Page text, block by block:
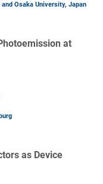
Osaka University, Japan
at
as Device